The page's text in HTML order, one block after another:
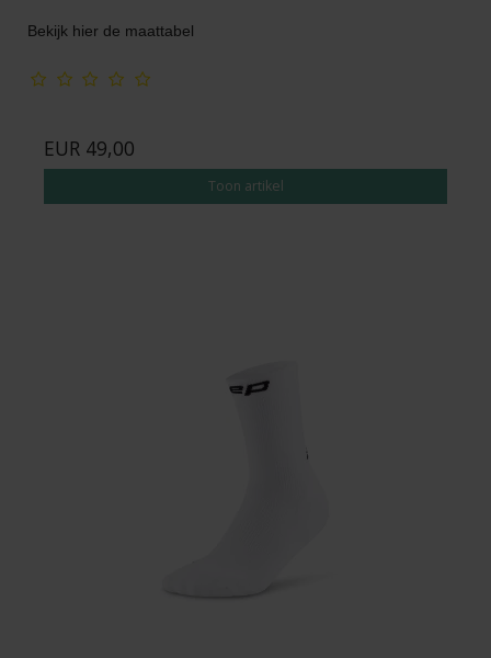
Bekijk hier de maattabel
EUR 49,00
Toon artikel